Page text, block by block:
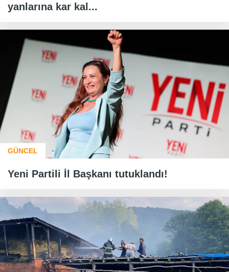
yanlarına kar kal...
GÜNCEL
Yeni Partili İl Başkanı tutuklandı!